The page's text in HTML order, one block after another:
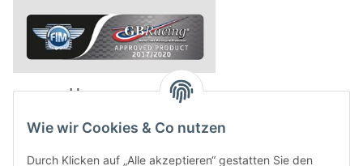
Wie wir Cookies & Co nutzen
Durch Klicken auf „Alle akzeptieren“ gestatten Sie den
powered by